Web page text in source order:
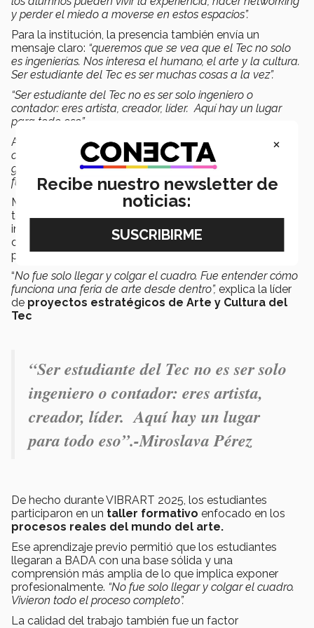
y perder el miedo a moverse en estos espacios”.
Para la institución, la presencia también envía un
mensaje claro: “queremos que se vea que el Tec no solo
es ingenierías. Nos interesa el humano, el arte y la cultura.
Ser estudiante del Tec es ser muchas cosas a la vez”.
“Ser estudiante del Tec no es ser solo ingeniero o
contador: eres artista, creador, líder. Aquí hay un lugar
para todo eso”.
Además, las y los alumnos“ya están hablando de
comisiones, de cómo vender, de cómo moverse. De este
grupo va a salir una red de apoyo muy fuerte para el
futuro”.
Más allá de exhibir sus obras, los estudiantes vivieron
todo el proceso que implica participar en una feria
internacional: embalaje, envío, curaduría, montaje,
diálogo con otros artistas y contacto directo con el
público.
“No fue solo llegar y colgar el cuadro. Fue entender cómo
funciona una feria de arte desde dentro”, explica la líder
de proyectos estratégicos de Arte y Cultura del
Tec
“Ser estudiante del Tec no es ser solo
ingeniero o contador: eres artista,
creador, líder. Aquí hay un lugar
para todo eso”.-Miroslava Pérez
De hecho durante VIBRART 2025, los estudiantes
participaron en un taller formativo enfocado en los
procesos reales del mundo del arte.
Ese aprendizaje previo permitió que los estudiantes
llegaran a BADA con una base sólida y una
comprensión más amplia de lo que implica exponer
profesionalmente. “No fue solo llegar y colgar el cuadro.
Vivieron todo el proceso completo”.
La calidad del trabajo también fue un factor
×
Recibe nuestro newsletter de
noticias: